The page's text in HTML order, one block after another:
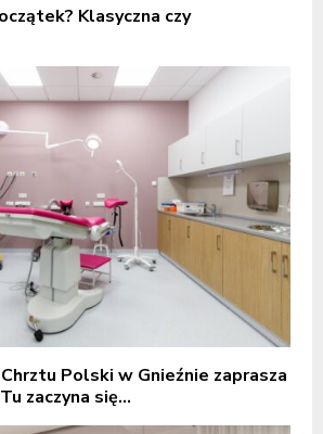
Klasyczna czy
Polski w Gnieźnie zaprasza
zaczyna się...